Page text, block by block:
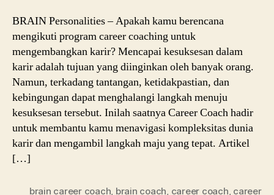
BRAIN Personalities – Apakah kamu berencana
mengikuti program career coaching untuk
mengembangkan karir? Mencapai kesuksesan dalam
karir adalah tujuan yang diinginkan oleh banyak orang.
Namun, terkadang tantangan, ketidakpastian, dan
kebingungan dapat menghalangi langkah menuju
kesuksesan tersebut. Inilah saatnya Career Coach hadir
untuk membantu kamu menavigasi kompleksitas dunia
karir dan mengambil langkah maju yang tepat. Artikel
[…]
brain career coach, brain coach, career coach, career